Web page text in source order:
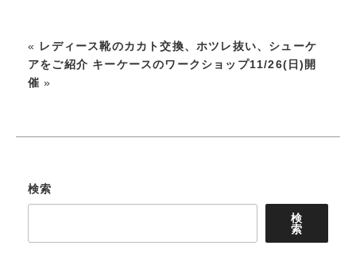
« レディース靴のカカト交換、ホツレ抜い、シューケ
アをご紹介 キーケースのワークショップ11/26(日)開
催 »
検索
検
索